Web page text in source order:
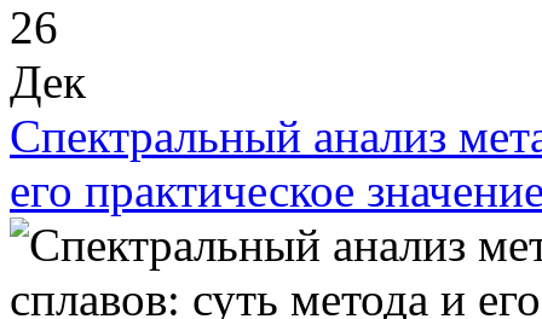
26
Дек
Спектральный анализ
его практическое